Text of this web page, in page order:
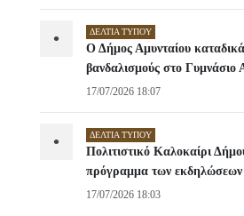
• ΔΕΛΤΊΑ ΤΎΠΟΥ
Ο Δήμος Αμυνταίου
βανδαλισμούς στο Γυμνάσιο
17/07/2026 18:07
• ΔΕΛΤΊΑ ΤΎΠΟΥ
Πολιτιστικό Καλοκαίρι
πρόγραμμα των
17/07/2026 18:03